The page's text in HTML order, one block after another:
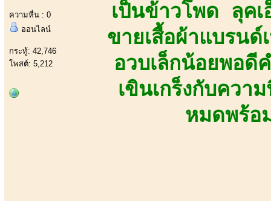
ความหื่น : 0
ออนไลน์
กระทู้: 42,746
โพสต์: 5,212
เป็นข้าวโพด ลุค
ขายเสื้อผ้าแบรนด์
อวบเล็กน้อยพอดี
เขินเกร็งกับควา
หมดพร้อ